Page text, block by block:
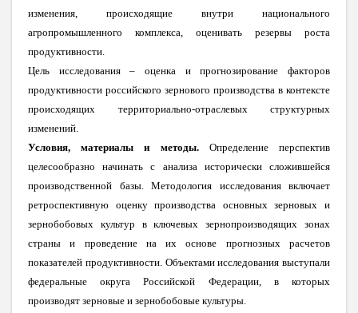
изменения, происходящие внутри национального
агропромышленного комплекса, оценивать резервы роста
продуктивности.
Цель исследования – оценка и прогнозирование факторов
продуктивности российского зернового производства в контексте
происходящих территориально-отраслевых структурных
изменений.
Условия, материалы и методы. Определение перспектив
целесообразно начинать с анализа исторически сложившейся
производственной базы. Методология исследования включает
ретроспективную оценку производства основных зерновых и
зернобобовых культур в ключевых зернопроизводящих зонах
страны и проведение на их основе прогнозных расчетов
показателей продуктивности. Объектами исследования выступали
федеральные округа Российской Федерации, в которых
производят зерновые и зернобобовые культуры.